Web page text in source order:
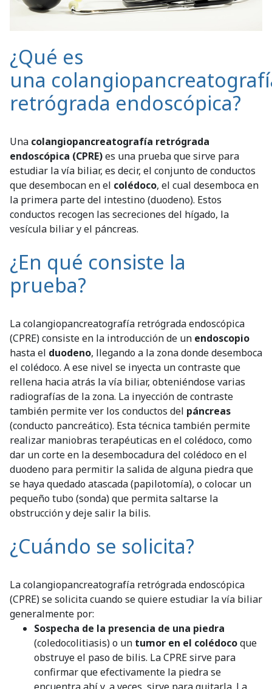
¿Qué es
una
retrógrada endoscópica?
Una colangiopancreatografía retrógrada
endoscópica (CPRE)es una prueba que sirve para
estudiar la vía biliar, es decir, el conjunto de conductos
que desembocan en el colédoco, el cual desemboca en
la primera parte del intestino (duodeno). Estos
conductos recogen las secreciones del hígado, la
vesícula biliar y el páncreas.
¿En qué consiste la
prueba?
La colangiopancreatografía retrógrada endoscópica
(CPRE) consiste en la introducción de un endoscopio
hasta el duodeno, llegando a la zona donde desemboca
el colédoco. A ese nivel se inyecta un contraste que
rellena hacia atrás la vía biliar, obteniéndose varias
radiografías de la zona. La inyección de contraste
también permite ver los conductos del páncreas
(conducto pancreático). Esta técnica también permite
realizar maniobras terapéuticas en el colédoco, como
dar un corte en la desembocadura del colédoco en el
duodeno para permitir la salida de alguna piedra que
se haya quedado atascada (papilotomía), o colocar un
pequeño tubo (sonda) que permita saltarse la
obstrucción y deje salir la bilis.
¿Cuándo se solicita?
La colangiopancreatografía retrógrada endoscópica
(CPRE) se solicita cuando se quiere estudiar la vía biliar
generalmente por:
Sospecha de la presencia de una piedra
(coledocolitiasis) o un tumor en el colédocoque
obstruye el paso de bilis. La CPRE sirve para
confirmar que efectivamente la piedra se